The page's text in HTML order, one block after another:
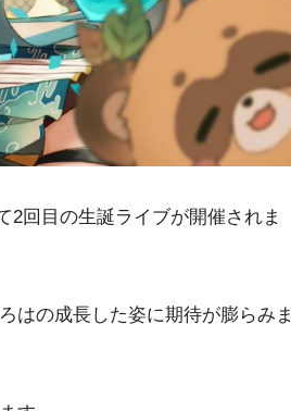
2回目の生誕ライブが開催されま
はの成長した姿に期待が膨らみま